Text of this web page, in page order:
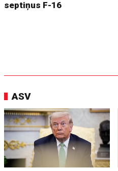
septiņus F-16
ASV